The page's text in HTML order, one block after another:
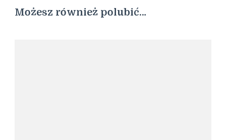
Możesz również polubić…